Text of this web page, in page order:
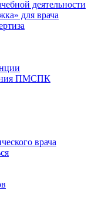
деятельности
для врача
ПМСПК
врача